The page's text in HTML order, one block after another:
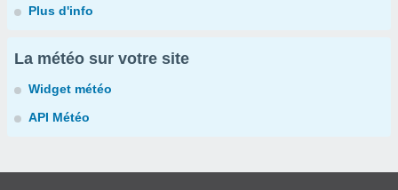
Plus d'info
La météo sur votre site
Widget météo
API Météo